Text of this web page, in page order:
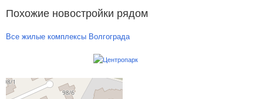
Похожие новостройки рядом
Все жилые комплексы Волгограда